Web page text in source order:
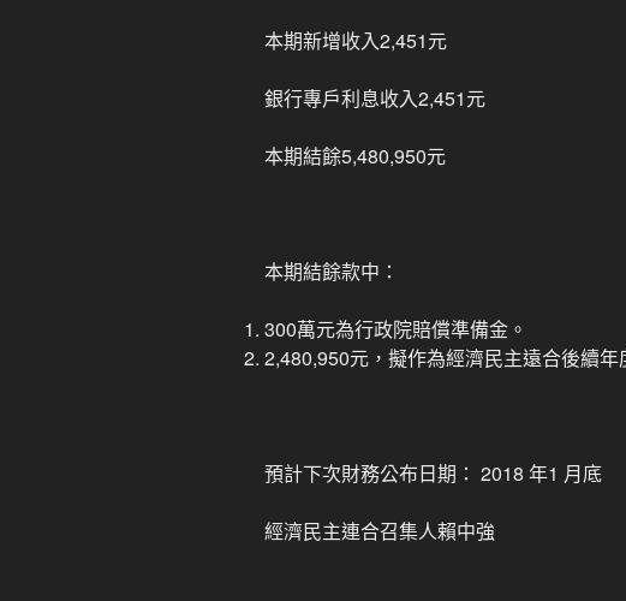
本期新增收入2,451元
銀行專戶利息收入2,451元
本期結餘5,480,950元
本期結餘款中：
300萬元為行政院賠償準備金。
2,480,950元，擬作為經濟民主遠合後續
預計下次財務公布日期： 2018 年1 月底
經濟民主連合召集人賴中強